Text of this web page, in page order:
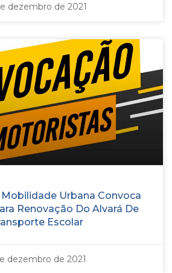
dezembro de 2021
Urbana Convoca
Renovação Do Alvará De
Escolar
dezembro de 2021